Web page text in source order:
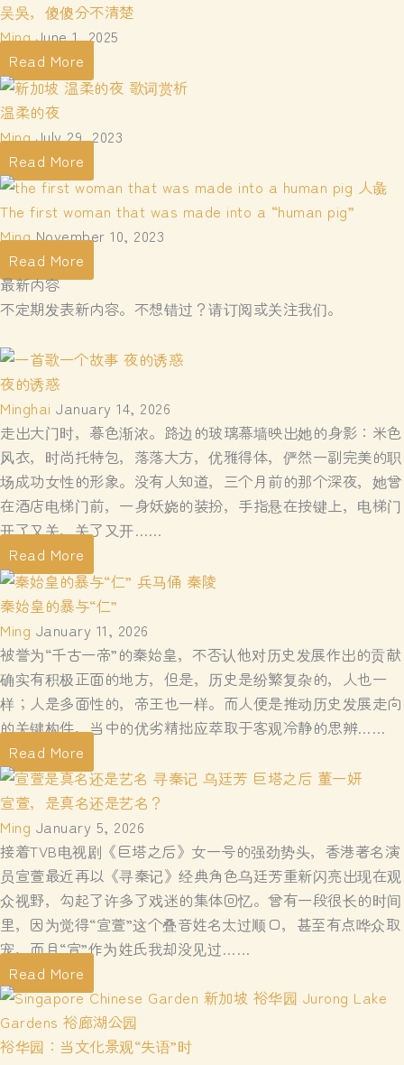
吴吳，傻傻分不清楚
Ming June 1, 2025
Read More
温柔的夜
Ming July 29, 2023
Read More
The first woman that was made into a “human pig”
Ming November 10, 2023
Read More
最新内容
不定期发表新内容。不想错过？请订阅或关注我们。
夜的诱惑
Minghai January 14, 2026
走出大门时，暮色渐浓。路边的玻璃幕墙映出她的身影：米色
风衣，时尚托特包，落落大方，优雅得体，俨然一副完美的职
场成功女性的形象。没有人知道，三个月前的那个深夜，她曾
在酒店电梯门前，一身妖娆的装扮，手指悬在按键上，电梯门
开了又关，关了又开……
Read More
秦始皇的暴与“仁”
Ming January 11, 2026
被誉为“千古一帝”的秦始皇，不否认他对历史发展作出的贡献
确实有积极正面的地方，但是，历史是纷繁复杂的，人也一
样；人是多面性的，帝王也一样。而人便是推动历史发展走向
的关键构件，当中的优劣精拙应萃取于客观冷静的思辨……
Read More
宣萱，是真名还是艺名？
Ming January 5, 2026
接着TVB电视剧《巨塔之后》女一号的强劲势头，香港著名演
员宣萱最近再以《寻秦记》经典角色乌廷芳重新闪亮出现在观
众视野，勾起了许多了戏迷的集体回忆。曾有一段很长的时间
里，因为觉得“宣萱”这个叠音姓名太过顺口，甚至有点哗众取
宠，而且“宣”作为姓氏我却没见过……
Read More
裕华园：当文化景观“失语”时